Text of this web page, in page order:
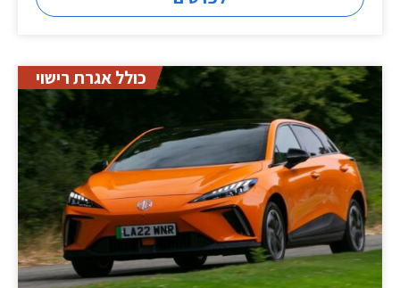
כולל אגרת רישוי